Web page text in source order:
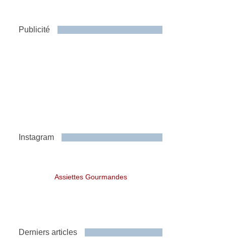
Publicité
Instagram
Assiettes Gourmandes
Derniers articles